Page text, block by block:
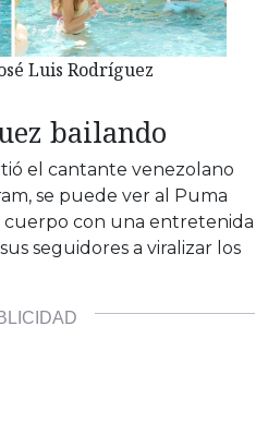
Luis Rodríguez
bailando
el cantante venezolano
se puede ver al Puma
con una entretenida
seguidores a viralizar los